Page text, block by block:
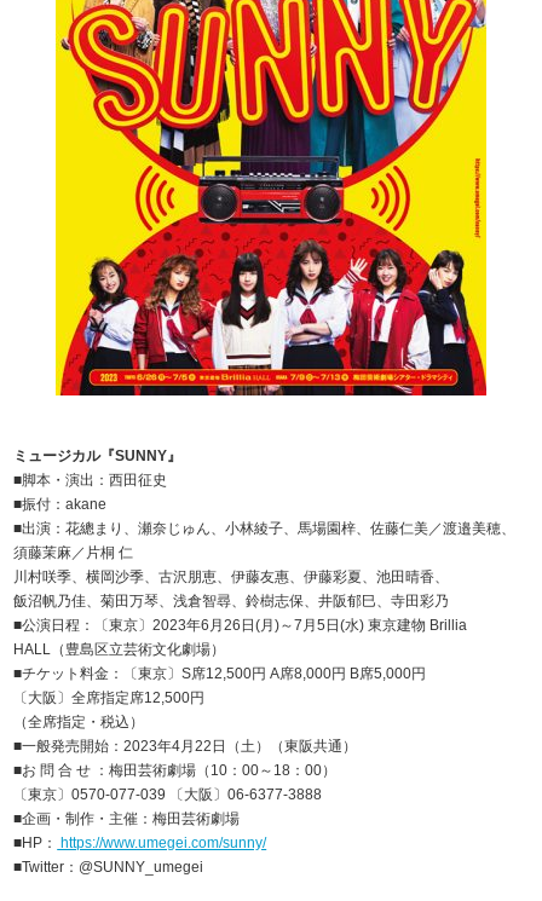
ミュージカル『SUNNY』
■脚本・演出：西田征史
■振付：akane
■出演：花總まり、瀬奈じゅん、小林綾子、馬場園梓、佐藤仁美／渡邉美穂、
須藤茉麻／片桐 仁
川村咲季、横岡沙季、古沢朋恵、伊藤友惠、伊藤彩夏、池田晴香、
飯沼帆乃佳、菊田万琴、浅倉智尋、鈴樹志保、井阪郁巳、寺田彩乃
■公演日程：〔東京〕2023年6月26日(月)～7月5日(水) 東京建物 Brillia
HALL（豊島区立芸術文化劇場）
■チケット料金：〔東京〕S席12,500円 A席8,000円 B席5,000円
〔大阪〕全席指定席12,500円
（全席指定・税込）
■一般発売開始：2023年4月22日（土）（東阪共通）
■お 問 合 せ ：梅田芸術劇場（10：00～18：00）
〔東京〕0570-077-039 〔大阪〕06-6377-3888
■企画・制作・主催：梅田芸術劇場
■HP：
https://www.umegei.com/sunny/
■Twitter：@SUNNY_umegei